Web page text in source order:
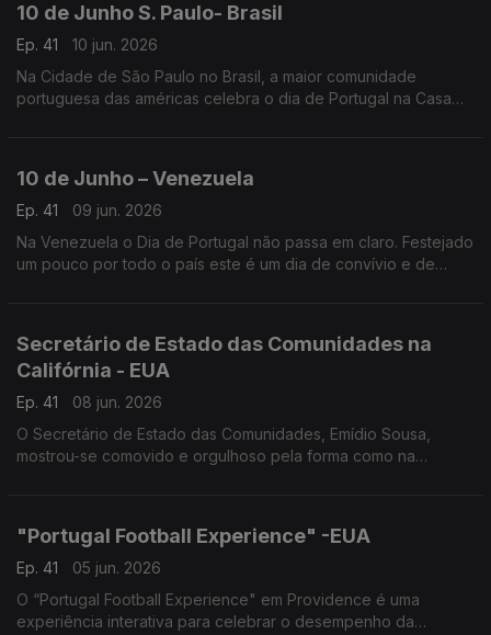
10 de Junho S. Paulo- Brasil
Ep. 41
10 jun. 2026
Na Cidade de São Paulo no Brasil, a maior comunidade
portuguesa das américas celebra o dia de Portugal na Casa
10 de Junho – Venezuela
Ep. 41
09 jun. 2026
Na Venezuela o Dia de Portugal não passa em claro. Festejado
um pouco por todo o país este é um dia de convívio e de
Secretário de Estado das Comunidades na
Califórnia - EUA
Ep. 41
08 jun. 2026
O Secretário de Estado das Comunidades, Emídio Sousa,
mostrou-se comovido e orgulhoso pela forma como na
"Portugal Football Experience" -EUA
Ep. 41
05 jun. 2026
O “Portugal Football Experience" em Providence é uma
experiência interativa para celebrar o desempenho da